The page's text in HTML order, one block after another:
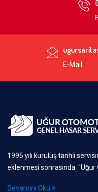
E-Mail
1995 yılı kuruluş tarihli
eklenmesi sonrasında "Uğur
Devamını Oku